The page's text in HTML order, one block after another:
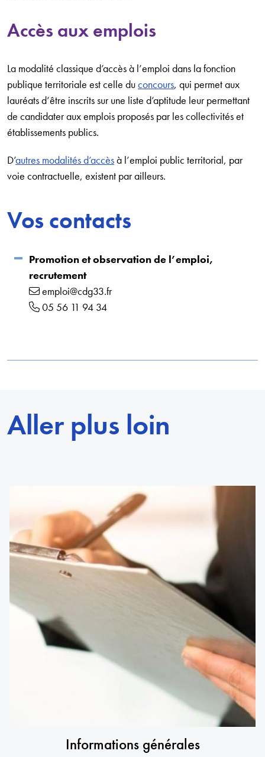
Accès aux emplois
La modalité classique d’accès à l’emploi dans la fonction
publique territoriale est celle duconcours, qui permet aux
lauréats d’être inscrits sur une liste d’aptitude leur permettant
de candidater aux emplois proposés par les collectivités et
établissements publics.
D’autres modalités d’accèsà l’emploi public territorial, par
voie contractuelle, existent par ailleurs.
Vos contacts
Promotion et observation de l’emploi,
recrutement
emploi@cdg33.fr
05 56 11 94 34
Aller plus loin
Informations générales